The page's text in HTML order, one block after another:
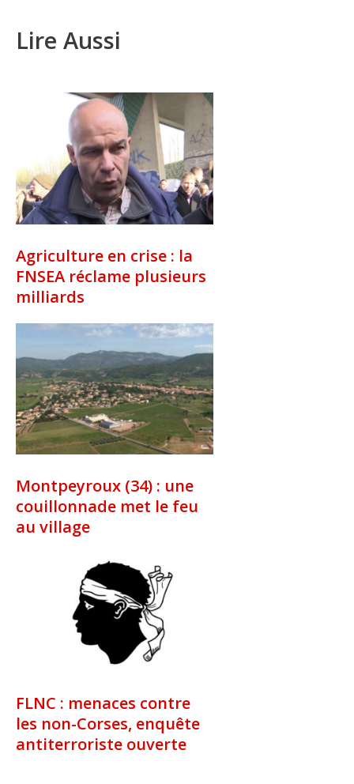
Lire Aussi
Agriculture en crise : la
FNSEA réclame plusieurs
milliards
Montpeyroux (34) : une
couillonnade met le feu
au village
FLNC : menaces contre
les non-Corses, enquête
antiterroriste ouverte